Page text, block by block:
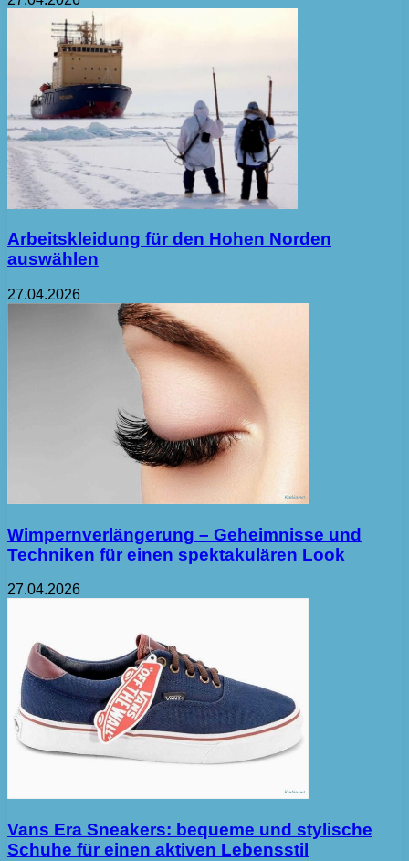
Arbeitskleidung für den Hohen Norden
auswählen
27.04.2026
Wimpernverlängerung – Geheimnisse und
Techniken für einen spektakulären Look
27.04.2026
Vans Era Sneakers: bequeme und stylische
Schuhe für einen aktiven Lebensstil